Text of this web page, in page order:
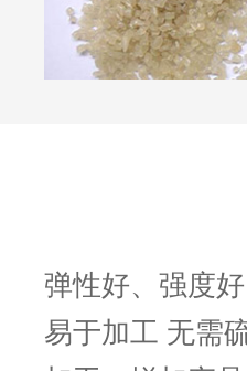
弹性好、强度
易于加工 无需